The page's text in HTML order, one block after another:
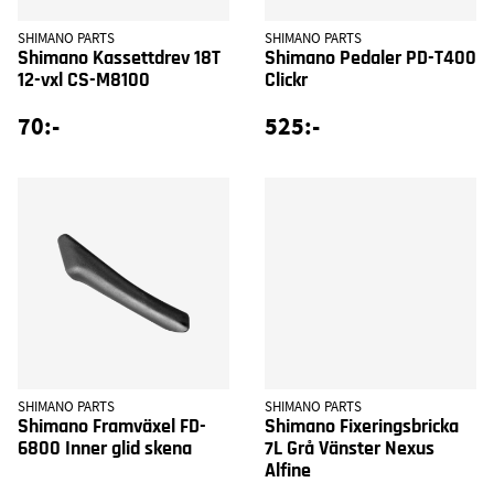
SHIMANO PARTS
Shimano Kassettdrev 18T
12-vxl CS-M8100
70:-
SHIMANO PARTS
Shimano Pedaler PD-T400
Clickr
525:-
SHIMANO PARTS
Shimano Framväxel FD-
6800 Inner glid skena
SHIMANO PARTS
Shimano Fixeringsbricka
7L Grå Vänster Nexus
Alfine